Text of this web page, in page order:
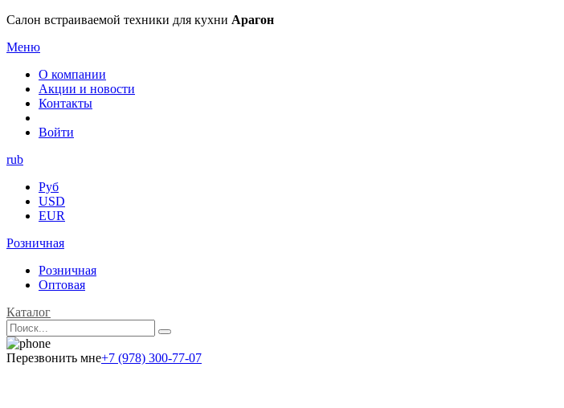
Салон встраиваемой техники для кухни Арагон
Меню
О компании
Акции и новости
Контакты
Войти
rub
Руб
USD
EUR
Розничная
Розничная
Оптовая
Каталог
Перезвонить мне+7 (978) 300-77-07